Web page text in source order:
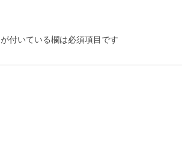
が付いている欄は必須項目です